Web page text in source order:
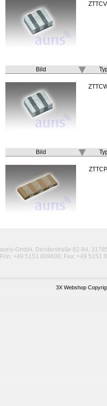
Bild
Bild
auris-GmbH, Deisterstraße 82-84,
Fon: +49 5151 809600, Fax: +49 5151
3X Webshop